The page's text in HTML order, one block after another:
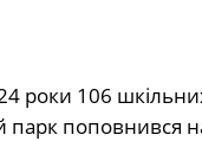
роки 106
парк